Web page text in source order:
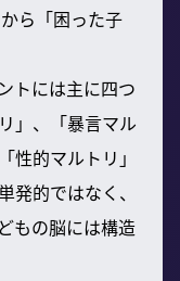
ら「困った子
トには主に四つ
」、「暴言マル
性的マルトリ」
的ではなく、
もの脳には構造